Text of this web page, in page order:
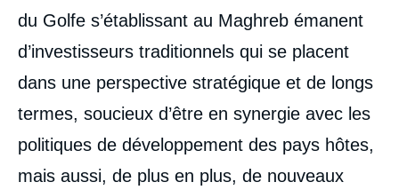
du Golfe s’établissant au Maghreb émanent
d’investisseurs traditionnels qui se placent
dans une perspective stratégique et de longs
termes, soucieux d’être en synergie avec les
politiques de développement des pays hôtes,
mais aussi, de plus en plus, de nouveaux
Image
couverture
la
publication